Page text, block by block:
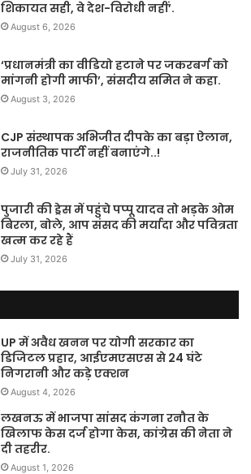
शिकायत सही, वे देश-विरोधी नहीं’.
August 6, 2026
‘प्रधानमंत्री का वीडियो हटाने पर जकरबर्ग को
मांगनी होगी माफी’, संसदीय समित ने कहा.
August 3, 2026
CJP संस्थापक अभिजीत दीपके का बड़ा ऐलान,
राजनीतिक पार्टी नहीं बनाएंगे..!
July 31, 2026
पुजारी की ड्रेस में पहुंचे पप्पू यादव तो भड़के ओम
बिरला, बोले, आप संसद की मर्यादा और पवित्रता
खत्म कर रहे हैं
July 31, 2026
UP में अवैध खनन पर योगी सरकार का
डिजिटल प्रहार, आईएमएसएस से 24 घंटे
निगरानी और कड़े एक्शन
August 4, 2026
लखनऊ में भाजपा सांसद कंगना रनौत के
खिलाफ केस दर्ज होगा केस, कांग्रेस की नेता ने
दी तहरीर.
August 1, 2026